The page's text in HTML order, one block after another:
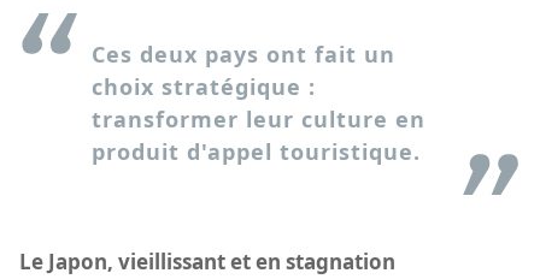
Ces deux pays ont fait un
choix stratégique :
transformer leur culture en
produit d'appel touristique.
Le Japon, vieillissant et en stagnation